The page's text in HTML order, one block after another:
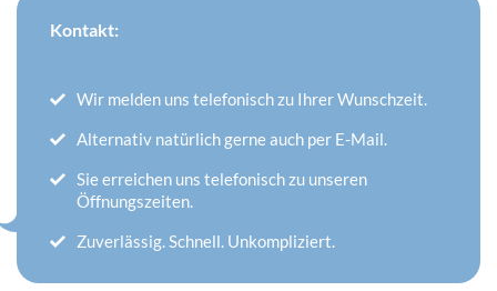
Kontakt:
Wir melden uns telefonisch zu Ihrer Wunschzeit.
Alternativ natürlich gerne auch per E-Mail.
Sie erreichen uns telefonisch zu unseren
Öffnungszeiten.
Zuverlässig. Schnell. Unkompliziert.